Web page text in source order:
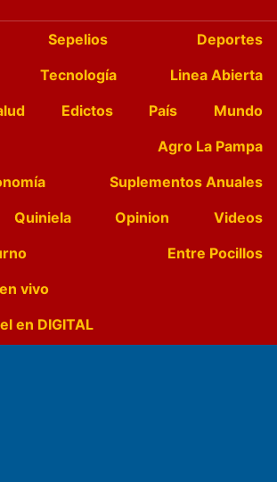
Sepelios
Deportes
Tecnología
Linea Abierta
Edictos País
Mundo
Agro La Pampa
Suplementos Anuales
Quiniela Opinion
Videos
Entre Pocillos
vivo
en DIGITAL